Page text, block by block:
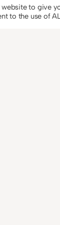
to give
to the use of